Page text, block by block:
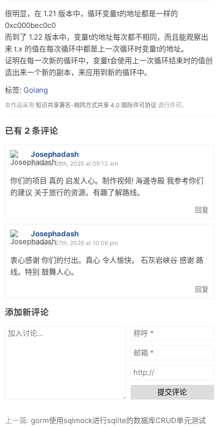
很明显，在 1.21 版本中，循环变量t的地址都是一样的
0xc000bec0c0
而到了 1.22 版本中，变量t的地址每次都不相同，而且能观察出
来 t.x 的值在每次循环中都是上一次循环时变量t的地址。
证明在每一次新的循环中，变量t会使用上一次循环结束时的值创
造出来一个新的副本，来应用到新的循环中。
标签: Golang
本作品采用 知识共享署名-相同方式共享 4.0 国际许可协议 进行许可。
已有 2 条评论
Josephadash
January 28th, 2026 at 06:13 am
你们的项目 真的 启发人心。制作视频! 海邊寺殿 我参考你们
的建议 关于旅行的资源。有趣了解路线。
回复
Josephadash
January 27th, 2026 at 10:06 pm
衷心感谢 你们的付出。真心 令人愉快。 石灰岩峽谷 感谢 路
线。特别 鼓舞人心。
回复
添加新评论
提交评论
上一篇: gorm使用sqlmock进行sqlite的数据库CRUD单元测试